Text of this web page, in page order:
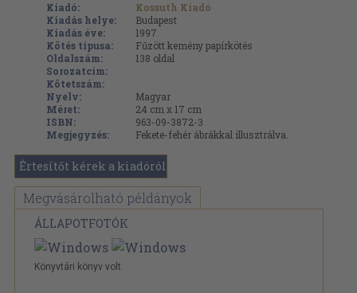
Kiadó:
Kossuth Kiadó
Kiadás helye:
Budapest
Kiadás éve:
1997
Kötés típusa:
Fűzött kemény papírkötés
Oldalszám:
138 oldal
Sorozatcím:
Kötetszám:
Nyelv:
Magyar
Méret:
24 cm x 17 cm
ISBN:
963-09-3872-3
Megjegyzés:
Fekete-fehér ábrákkal illusztrálva.
Értesítőt kérek a kiadóról
Megvásárolható példányok
ÁLLAPOTFOTÓK
Könyvtári könyv volt.